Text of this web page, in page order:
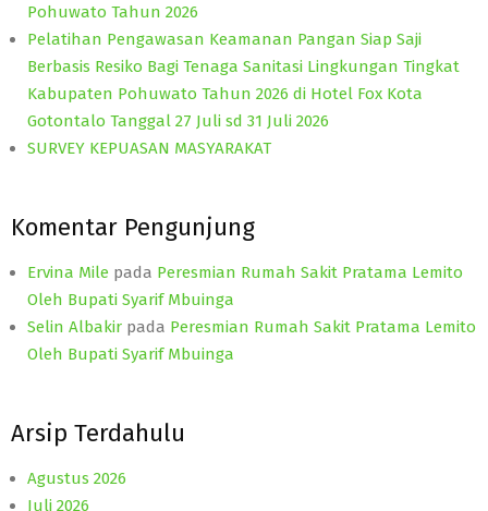
Pohuwato Tahun 2026
Pelatihan Pengawasan Keamanan Pangan Siap Saji
Berbasis Resiko Bagi Tenaga Sanitasi Lingkungan Tingkat
Kabupaten Pohuwato Tahun 2026 di Hotel Fox Kota
Gotontalo Tanggal 27 Juli sd 31 Juli 2026
SURVEY KEPUASAN MASYARAKAT
Komentar Pengunjung
Ervina Mile pada Peresmian Rumah Sakit Pratama Lemito
Oleh Bupati Syarif Mbuinga
Selin Albakir pada Peresmian Rumah Sakit Pratama Lemito
Oleh Bupati Syarif Mbuinga
Arsip Terdahulu
Agustus 2026
Juli 2026